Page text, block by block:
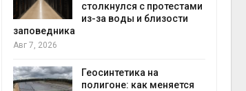
столкнулся с протестами
из-за воды и близости
заповедника
Авг 7, 2026
Геосинтетика на
полигоне: как меняется